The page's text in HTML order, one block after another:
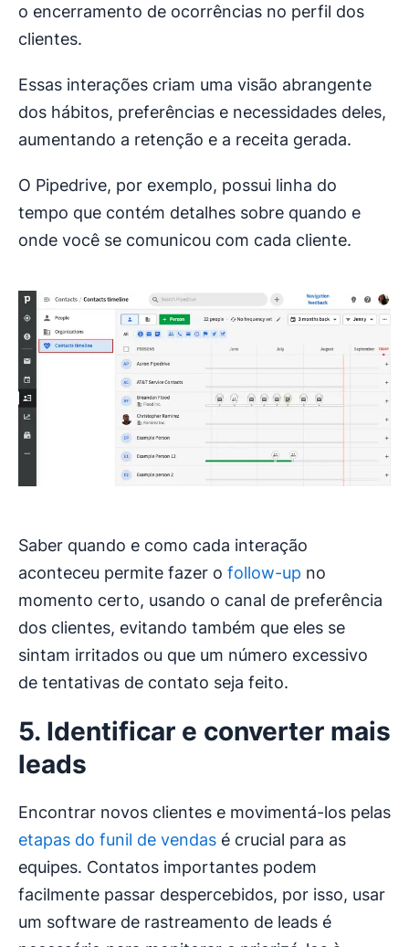
o encerramento de ocorrências no perfil dos
clientes.
Essas interações criam uma visão abrangente
dos hábitos, preferências e necessidades deles,
aumentando a retenção e a receita gerada.
O Pipedrive, por exemplo, possui linha do
tempo que contém detalhes sobre quando e
onde você se comunicou com cada cliente.
Saber quando e como cada interação
aconteceu permite fazer o follow-up no
momento certo, usando o canal de preferência
dos clientes, evitando também que eles se
sintam irritados ou que um número excessivo
de tentativas de contato seja feito.
5. Identificar e converter mais
leads
Encontrar novos clientes e movimentá-los pelas
etapas do funil de vendas é crucial para as
equipes. Contatos importantes podem
facilmente passar despercebidos, por isso, usar
um software de rastreamento de leads é